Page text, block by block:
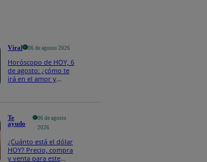
Viral 06 de agosto 2026
Horóscopo de HOY, 6
de agosto: ¿cómo te
irá en el amor y
Te
ayudo
06 de agosto
2026
¿Cuánto está el dólar
HOY? Precio, compra
y venta para este